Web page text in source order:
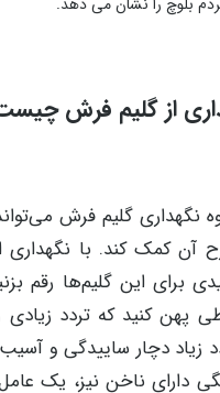
می‌شوند. طرح و نقش آن
این گلیم‌ها به گونه‌ای
بلوچ را نشان می دهد.
از گلیم فرش چیست؟